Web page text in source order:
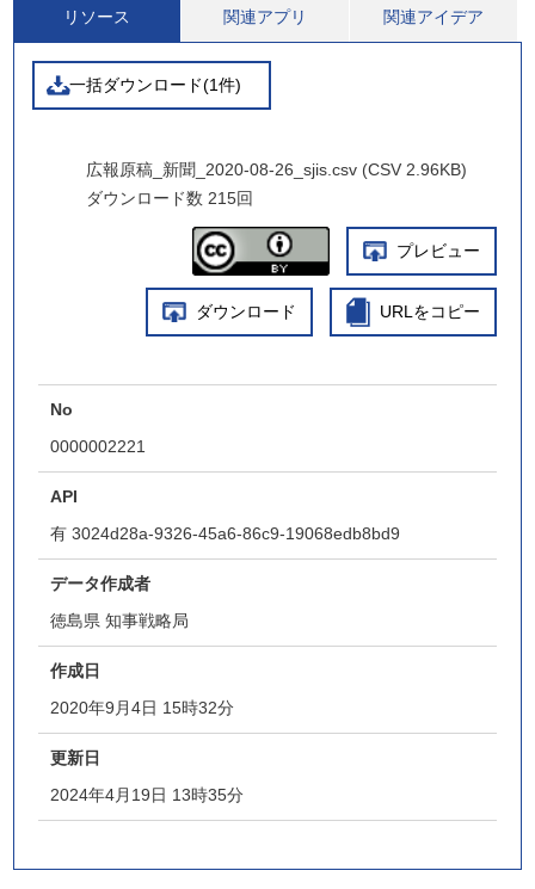
リソース 関連アプリ 関連アイデア
一括ダウンロード(1件)
広報原稿_新聞_2020-08-26_sjis.csv (CSV 2.96KB)
ダウンロード数 215回
プレビュー
ダウンロード URLをコピー
No
0000002221
API
有 3024d28a-9326-45a6-86c9-19068edb8bd9
データ作成者
徳島県 知事戦略局
作成日
2020年9月4日 15時32分
更新日
2024年4月19日 13時35分